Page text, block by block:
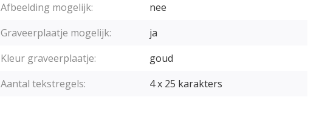
Afbeelding mogelijk:
nee
Graveerplaatje mogelijk:
ja
Kleur graveerplaatje:
goud
Aantal tekstregels:
4 x 25 karakters